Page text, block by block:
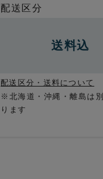
配送区分
送料込
配送区分・送料について
※北海道・沖縄・離島は
ります